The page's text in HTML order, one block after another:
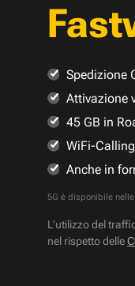
Spedizione
Attivazione
45 GB in
WiFi-
Anche in
5G è disponibile nelle
L’utilizzo del
nel rispetto delle